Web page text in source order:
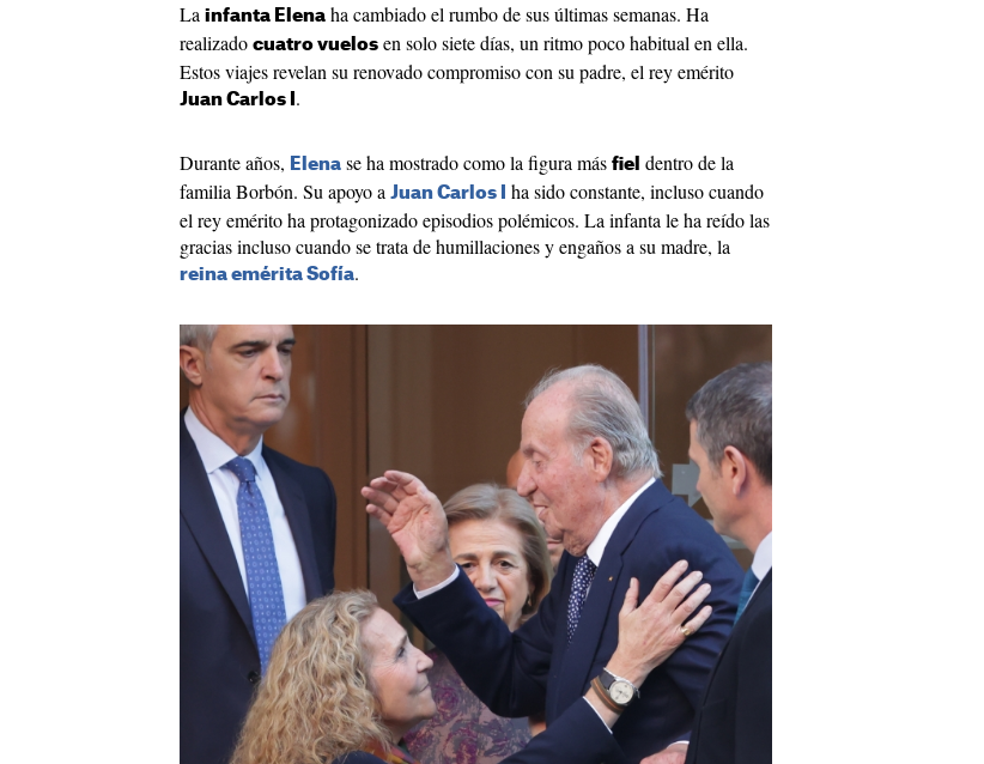
La infanta Elena ha cambiado el rumbo de sus últimas semanas. Ha
realizado cuatro vuelos en solo siete días, un ritmo poco habitual en ella.
Estos viajes revelan su renovado compromiso con su padre, el rey emérito
Juan Carlos I .
Durante años, Elena se ha mostrado como la figura más fiel dentro de la
familia Borbón. Su apoyo a Juan Carlos I
ha sido constante, incluso cuando
el rey emérito ha protagonizado episodios polémicos. La infanta le ha reído las
gracias incluso cuando se trata de humillaciones y engaños a su madre, la
reina emérita Sofía.